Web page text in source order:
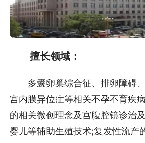
擅长领域：
多囊卵巢综合征、排卵障碍、
宫内膜异位症等相关不孕不育疾
的相关微创理念及宫腹腔镜诊治
婴儿等辅助生殖技术;复发性流产